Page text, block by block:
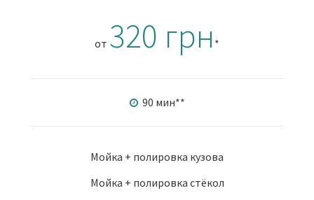
от 320 грн *
90 мин**
Мойка + полировка кузова
Мойка + полировка стёкол